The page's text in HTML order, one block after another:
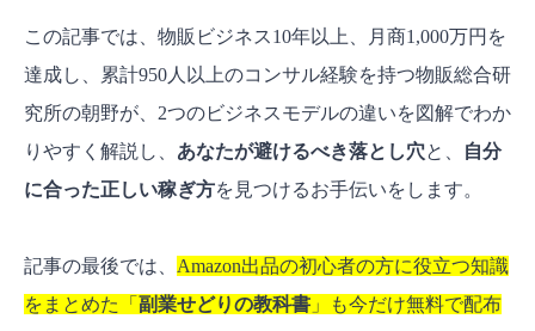
この記事では、物販ビジネス10年以上、月商1,000万円を
達成し、累計950人以上のコンサル経験を持つ物販総合研
究所の朝野が、2つのビジネスモデルの違いを図解でわか
りやすく解説し、 あなたが避けるべき落とし穴と、
自分
に合った正しい稼ぎ方を見つけるお手伝いをします。
記事の最後では、 Amazon出品の初心者の方に役立つ知識
をまとめた「 副業せどりの教科書 」も今だけ無料で配布